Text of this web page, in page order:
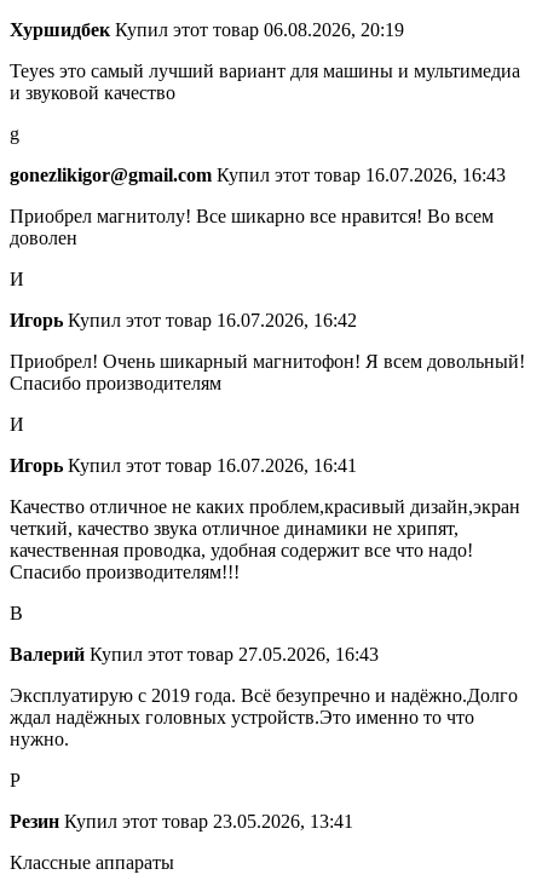
Хуршидбек Купил этот товар 06.08.2026, 20:19
Teyes это самый лучший вариант для машины и мультимедиа
и звуковой качество
g
gonezlikigor@gmail.com Купил этот товар 16.07.2026, 16:43
Приобрел магнитолу! Все шикарно все нравится! Во всем
доволен
И
Игорь Купил этот товар 16.07.2026, 16:42
Приобрел! Очень шикарный магнитофон! Я всем довольный!
Спасибо производителям
И
Игорь Купил этот товар 16.07.2026, 16:41
Качество отличное не каких проблем,красивый дизайн,экран
четкий, качество звука отличное динамики не хрипят,
качественная проводка, удобная содержит все что надо!
Спасибо производителям!!!
В
Валерий Купил этот товар 27.05.2026, 16:43
Эксплуатирую с 2019 года. Всё безупречно и надёжно.Долго
ждал надёжных головных устройств.Это именно то что
нужно.
Р
Резин Купил этот товар 23.05.2026, 13:41
Классные аппараты